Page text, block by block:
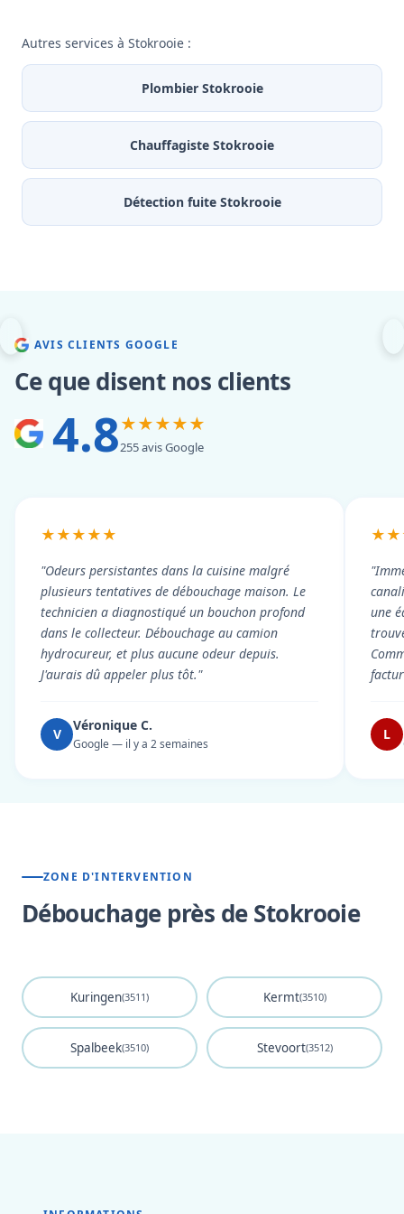
Autres services à Stokrooie :
Plombier Stokrooie
Chauffagiste Stokrooie
Détection fuite Stokrooie
AVIS CLIENTS GOOGLE
Ce que disent nos clients
4.8★★★★★
255 avis Google
★★★★★
"Odeurs persistantes dans la cuisine malgré
plusieurs tentatives de débouchage maison. Le
technicien a diagnostiqué un bouchon profond
dans le collecteur. Débouchage au camion
hydrocureur, et plus aucune odeur depuis.
J'aurais dû appeler plus tôt."
V
Véronique C.
Google — il y a 2 semaines
une
L
ZONE D'INTERVENTION
Débouchage près de Stokrooie
Kuringen(3511) Kermt(3510)
Spalbeek(3510) Stevoort(3512)